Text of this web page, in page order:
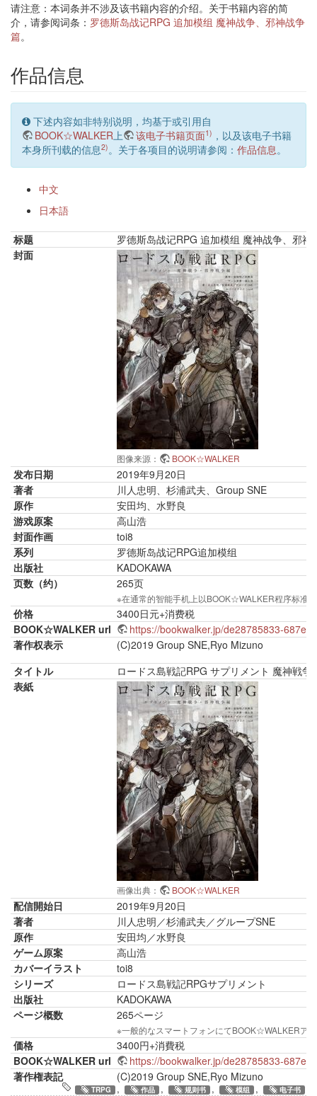
请注意：本词条并不涉及该书籍内容的介绍。关于书籍内容的简
介，请参阅词条： 罗德斯岛战记RPG 追加模组 魔神战争、邪神战争
篇。
作品信息
下述内容如非特别说明，均基于或引用自
BOOK☆WALKER上 该电子书籍页面1) ，以及该电子书籍
本身所刊载的信息2)。关于各项目的说明请参阅： 作品信息。
中文
日本語
标题
罗德斯岛战记RPG 追加模组 魔神战争、邪神
封面
图像来源： BOOK☆WALKER
发布日期
2019年9月20日
著者
川人忠明、杉浦武夫、Group SNE
原作
安田均、水野良
游戏原案
高山浩
封面作画
toi8
系列
罗德斯岛战记RPG追加模组
出版社
KADOKAWA
页数（约）
265页
※在通常的智能手机上以BOOK☆WALKER程序标准
价格
3400日元+消费税
BOOK☆WALKER url
https://bookwalker.jp/de28785833-687e-
著作权表示
(C)2019 Group SNE,Ryo Mizuno
タイトル
ロードス島戦記RPG サプリメント 魔神戦争
表紙
画像出典： BOOK☆WALKER
配信開始日
2019年9月20日
著者
川人忠明／杉浦武夫／グループSNE
原作
安田均／水野良
ゲーム原案
高山浩
カバーイラスト
toi8
シリーズ
ロードス島戦記RPGサプリメント
出版社
KADOKAWA
ページ概数
265ページ
※一般的なスマートフォンにてBOOK☆WALKERア
価格
3400円+消費税
BOOK☆WALKER url
https://bookwalker.jp/de28785833-687e-
著作権表記
(C)2019 Group SNE,Ryo Mizuno
TRPG , 作品 , 规则书 , 模组 , 电子书